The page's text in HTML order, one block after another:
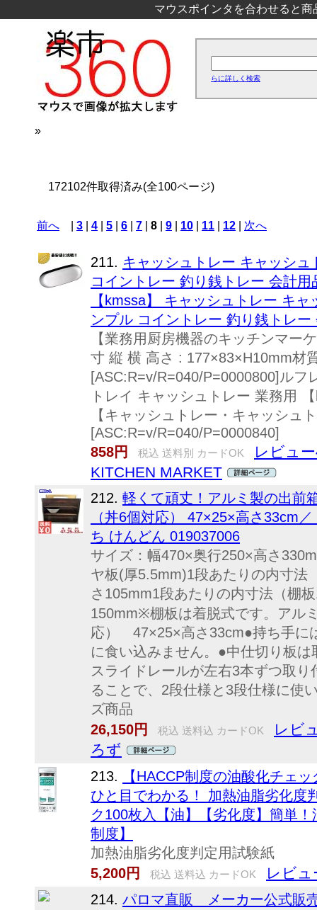
マウスポインタを合わせると
らに詳しく検索
»
172102件取得済み(全100ページ)
前へ 3 4 5 6 7 8 9 10 11 12 次へ
211. キャッシュトレー キャッシ
コイントレー 釣り銭トレー 会計
【kmssa】 キャッシュトレー キ
ンプル コイントレー 釣り銭トレ
【業務用厨房機器のキッチンマ
寸 縦 横 高さ : 177×83×H10mm材
[ASC:R=v/R=040/P=0000800]ル
トレイ キャッシュトレー 業務用
【キャッシュトレー・キャッシュ
[ASC:R=v/R=040/P=0000840]
858円
税込 送料別 カードOK
レビュ
KITCHEN MARKET
212. 軽くて頑丈！アルミ製の出前
（丼6個対応） 47×25×高さ33cm
ち けんどん 019037006
サイズ：幅470×奥行250×高さ
ヤ板(厚5.5mm)1段あたりの内寸法
さ105mm1段あたりの内寸法（棚
150mm※棚板は着脱式です。アル
応） 47×25×高さ33cm●持ち手に
に食い込みません。●中仕切り板
スライドレールが左右3本ずつ取
ることで、2段仕様と3段仕様に
ズ商品
26,150円
税込 送料込 カードOK
レビ
ろず
213.
【HACCP制度の油酸化チェ
ひと目でわかる！ 加熱油脂劣化度
ク100枚入【油】【劣化度】簡単
制度】
加熱油脂劣化度判定用試験紙
5,200円
税込 送料込 カードOK レビュ
214. パロマ直販 メーカー公式